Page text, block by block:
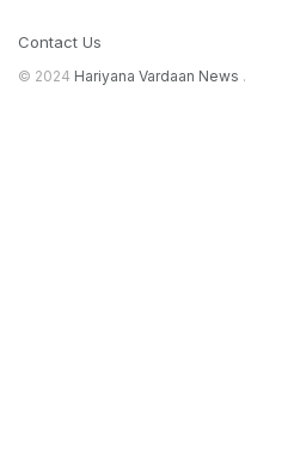
Contact Us
© 2024 Hariyana Vardaan News .